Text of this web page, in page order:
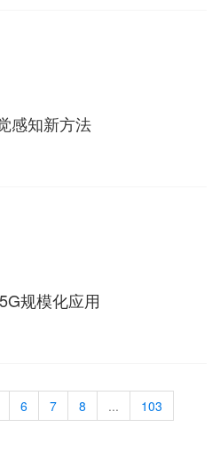
感知新方法
规模化应用
6 7 8 ...
103